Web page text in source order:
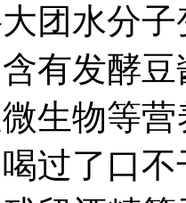
团水分
有发酵
生物等
过了口